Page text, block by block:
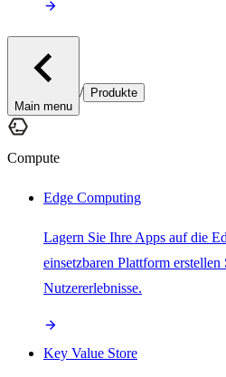
Main menu
/ Produkte
Compute
Edge Computing
Lagern Sie Ihre Apps auf die
einsetzbaren Plattform erstellen
Nutzererlebnisse.
Key Value Store